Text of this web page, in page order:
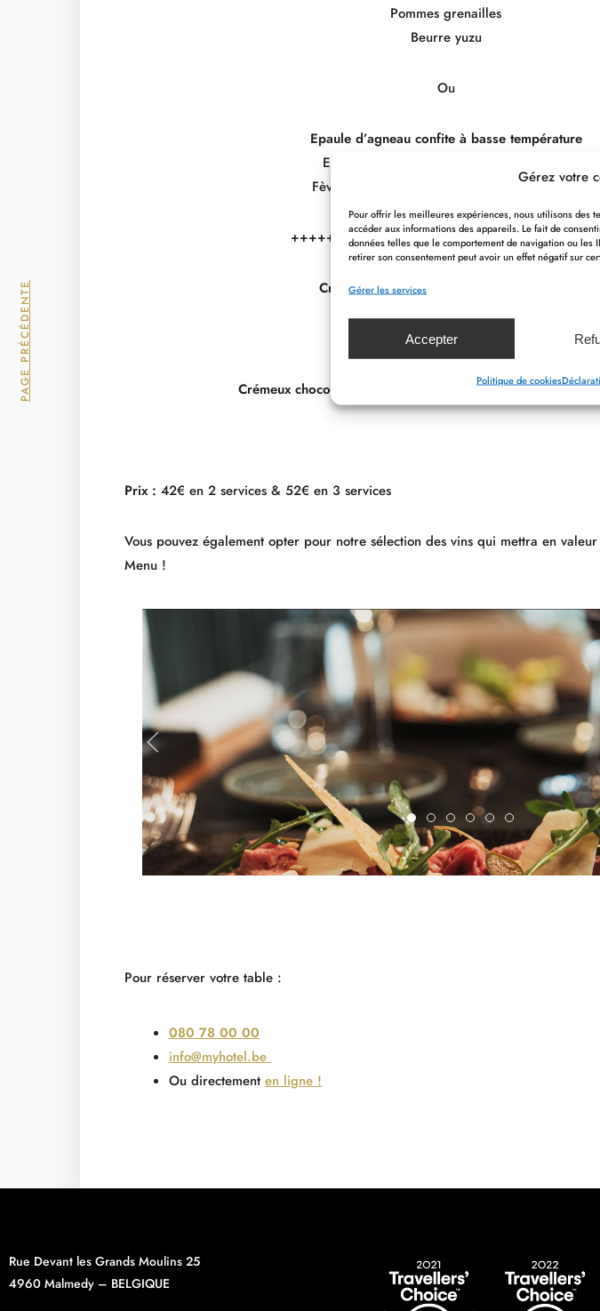
Gérez votre
Pour offrir les meilleures expériences, nous utilisons des
accéder aux informations des appareils. Le fait de
données telles que le comportement de navigation ou les
retirer son consentement peut avoir un effet négatif sur
Gérer les services
Accepter
Politique de cookies
Pommes grenailles
Beurre yuzu
Ou
Epaule d’agneau confite à basse température
Ecrasé de pomme de terre & ail des ours
Fèves des marais à la sarriette & jus des sucs
Croustillant amandes / Fraise / Rhubarbe
Ou
Crémeux chocolat blanc Matcha / pomme granny & fleur
Prix : 42€ en 2 services & 52€ en 3 services
Vous pouvez également opter pour notre sélection des vins qui mettra en
Menu !
Entrée1
Entrée2
Plat1Plat2Dessert1
Dessert2
Pour réserver votre table :
080 78 00 00
info@myhotel.be
Ou directement en ligne !
PAGE PRÉCÉDENTE
Rue Devant les Grands Moulins 25
4960 Malmedy – BELGIQUE